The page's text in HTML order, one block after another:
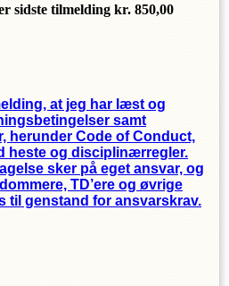
sidste tilmelding kr. 850,00
at jeg har læst og
samt
herunder Code of Conduct,
heste og disciplinærregler.
sker på eget ansvar, og
TD’ere og øvrige
til genstand for ansvarskrav.